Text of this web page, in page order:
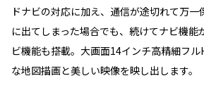
ドナビの対応に加え、通信が途切れて万
に出てしまった場合でも、続けてナビ機能
ビ機能も搭載。大画面14インチ高精細フ
な地図描画と美しい映像を映し出します。